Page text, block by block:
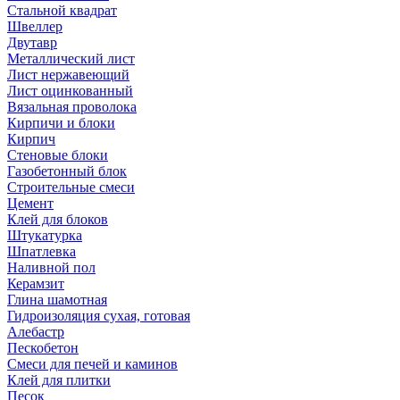
Стальной квадрат
Швеллер
Двутавр
Металлический лист
Лист нержавеющий
Лист оцинкованный
Вязальная проволока
Кирпичи и блоки
Кирпич
Стеновые блоки
Газобетонный блок
Строительные смеси
Цемент
Клей для блоков
Штукатурка
Шпатлевка
Наливной пол
Керамзит
Глина шамотная
Гидроизоляция сухая, готовая
Алебастр
Пескобетон
Смеси для печей и каминов
Клей для плитки
Песок